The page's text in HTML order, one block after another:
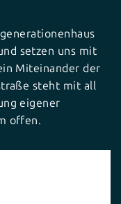
setzen uns mit
Miteinander der
steht mit all
eigener
offen.